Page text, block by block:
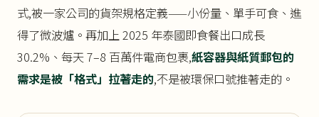
式,被一家公司的貨架規格定義——小份量、單手可食、進
得了微波爐。再加上 2025 年泰國即食餐出口成長
30.2%、每天 7–8 百萬件電商包裹,紙容器與紙質郵包的
需求是被「格式」拉著走的,不是被環保口號推著走的。